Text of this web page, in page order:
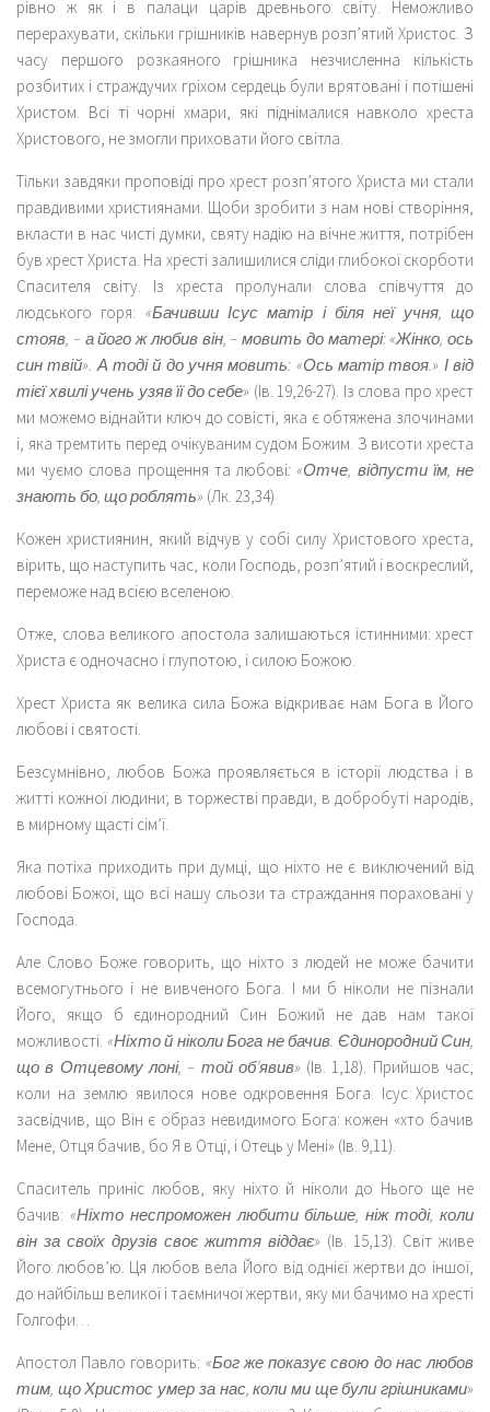
рівно ж як і в палаци царів древнього світу. Неможливо
перерахувати, скільки грішників навернув розп’ятий Христос. З
часу першого розкаяного грішника незчисленна кількість
розбитих і страждучих гріхом сердець були врятовані і потішені
Христом. Всі ті чорні хмари, які піднімалися навколо хреста
Христового, не змогли приховати його світла.
Тільки завдяки проповіді про хрест розп’ятого Христа ми стали
правдивими християнами. Щоби зробити з нам нові створіння,
вкласти в нас чисті думки, святу надію на вічне життя, потрібен
був хрест Христа. На хресті залишилися сліди глибокої скорботи
Спасителя світу. Із хреста пролунали слова співчуття до
людського горя: «Бачивши Ісус матір і біля неї учня, що
стояв, – а його ж любив він, – мовить до матері: «Жінко, ось
син твій». А тоді й до учня мовить: «Ось матір твоя.» І від
тієї хвилі учень узяв її до себе» (Ів. 19,26-27). Із слова про хрест
ми можемо віднайти ключ до совісті, яка є обтяжена злочинами
і, яка тремтить перед очікуваним судом Божим. З висоти хреста
ми чуємо слова прощення та любові: «Отче, відпусти їм, не
знають бо, що роблять» (Лк. 23,34)
Кожен християнин, який відчув у собі силу Христового хреста,
вірить, що наступить час, коли Господь, розп’ятий і воскреслий,
переможе над всією вселеною.
Отже, слова великого апостола залишаються істинними: хрест
Христа є одночасно і глупотою, і силою Божою.
Хрест Христа як велика сила Божа відкриває нам Бога в Його
любові і святості.
Безсумнівно, любов Божа проявляється в історії людства і в
житті кожної людини; в торжестві правди, в добробуті народів,
в мирному щасті сім’ї.
Яка потіха приходить при думці, що ніхто не є виключений від
любові Божої, що всі нашу сльози та страждання пораховані у
Господа.
Але Слово Боже говорить, що ніхто з людей не може бачити
всемогутнього і не вивченого Бога. І ми б ніколи не пізнали
Його, якщо б єдинородний Син Божий не дав нам такої
можливості. «Ніхто й ніколи Бога не бачив. Єдинородний Син,
що в Отцевому лоні, – той об’явив» (Ів. 1,18). Прийшов час,
коли на землю явилося нове одкровення Бога. Ісус Христос
засвідчив, що Він є образ невидимого Бога: кожен «хто бачив
Мене, Отця бачив, бо Я в Отці, і Отець у Мені» (Ів. 9,11).
Спаситель приніс любов, яку ніхто й ніколи до Нього ще не
бачив: «Ніхто неспроможен любити більше, ніж тоді, коли
він за своїх друзів своє життя віддає» (Ів. 15,13). Світ живе
Його любов’ю. Ця любов вела Його від однієї жертви до іншої,
до найбільш великої і таємничої жертви, яку ми бачимо на хресті
Голгофи…
Апостол Павло говорить: «Бог же показує свою до нас любов
тим, що Христос умер за нас, коли ми ще були грішниками»